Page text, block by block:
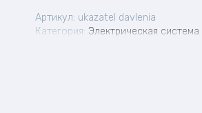
масла
ДВС
Артикул: ukazatel davlenia
Категория: Электрическая система